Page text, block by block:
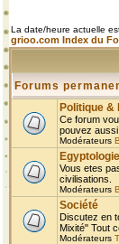
La date/heure actuelle
grioo.com Index du
Forums
Politique
Ce forum
pouvez
Modérateurs
Egyptologie
Vous etes
civilisations.
Modérateurs
Société
Discutez en
Mixité" Tout
Modérateurs